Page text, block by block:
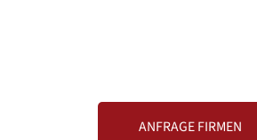
ANFRAGE FIRMEN